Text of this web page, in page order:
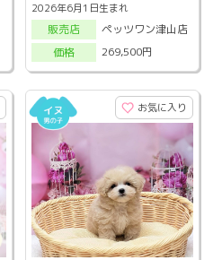
2026年6月1日生まれ
販売店
ペッツワン津山店
価格
269,500円
お気に入り